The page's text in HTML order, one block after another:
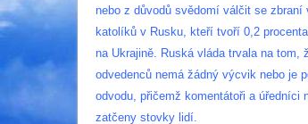
nebo z důvodů svědomí válčit se
katolíků v Rusku, kteří tvoří 0,2
na Ukrajině. Ruská vláda trvala na
odvedenců nemá žádný výcvik nebo je
odvodu, přičemž komentátoři a
zatčeny stovky lidí.